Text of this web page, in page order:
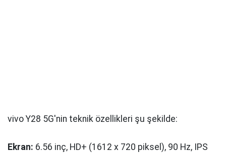
vivo Y28 5G'nin teknik özellikleri şu şekilde:
Ekran: 6.56 inç, HD+ (1612 x 720 piksel), 90 Hz, IPS